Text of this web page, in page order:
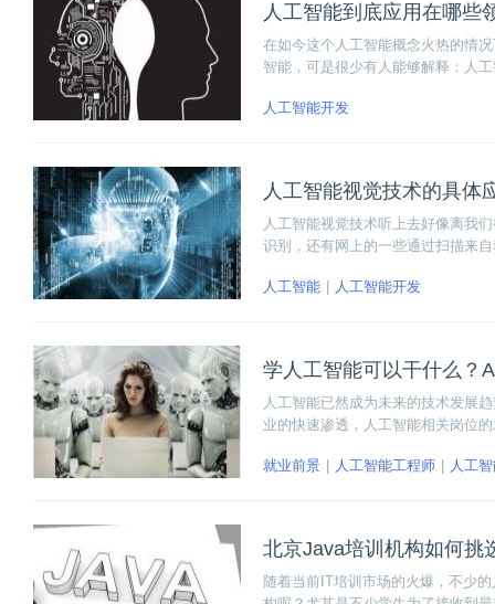
人工智能到底应用在哪些
在如今这个人工智能概念火热的情
智能，可是很少有人能够解释：人
人工智能开发
人工智能视觉技术的具体
人工智能视觉技术听上去好像离我
识别，还有网上的一些通过扫描来
人工智能
人工智能开发
学人工智能可以干什么？
人工智能已然成为未来的技术发展
业的快速渗透，人工智能相关岗位
就业前景
人工智能工程师 人工
北京Java培训机构如何挑
随着当前IT培训市场的火爆，不少